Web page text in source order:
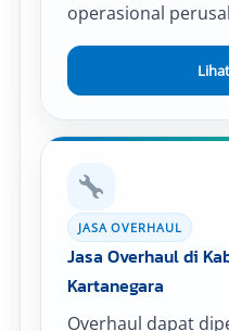
operasional
JASA OVERHAUL
Jasa Overhaul di
Kartanegara
Overhaul dapat